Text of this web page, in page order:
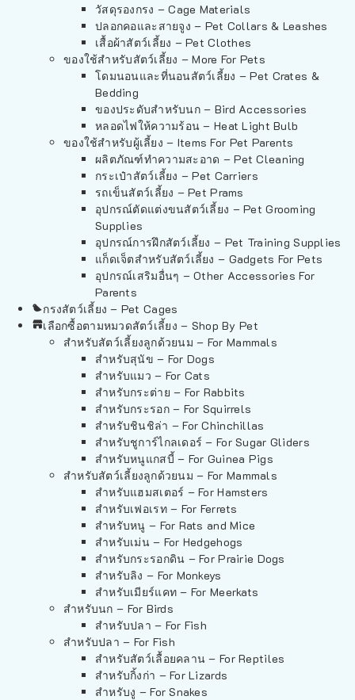
วัสดุรองกรง – Cage Materials
ปลอกคอและสายจูง – Pet Collars & Leashes
เสื้อผ้าสัตว์เลี้ยง – Pet Clothes
ของใช้สำหรับสัตว์เลี้ยง – More For Pets
โดมนอนและที่นอนสัตว์เลี้ยง – Pet Crates &
Bedding
ของประดับสำหรับนก – Bird Accessories
หลอดไฟให้ความร้อน – Heat Light Bulb
ของใช้สำหรับผู้เลี้ยง – Items For Pet Parents
ผลิตภัณฑ์ทำความสะอาด – Pet Cleaning
กระเป๋าสัตว์เลี้ยง – Pet Carriers
รถเข็นสัตว์เลี้ยง – Pet Prams
อุปกรณ์ตัดแต่งขนสัตว์เลี้ยง – Pet Grooming
Supplies
อุปกรณ์การฝึกสัตว์เลี้ยง – Pet Training Supplies
แก็ดเจ็ตสำหรับสัตว์เลี้ยง – Gadgets For Pets
อุปกรณ์เสริมอื่นๆ – Other Accessories For
Parents
กรงสัตว์เลี้ยง – Pet Cages
เลือกซื้อตามหมวดสัตว์เลี้ยง – Shop By Pet
สำหรับสัตว์เลี้ยงลูกด้วยนม – For Mammals
สำหรับสุนัข – For Dogs
สำหรับแมว – For Cats
สำหรับกระต่าย – For Rabbits
สำหรับกระรอก – For Squirrels
สำหรับชินชิล่า – For Chinchillas
สำหรับชูการ์ไกลเดอร์ – For Sugar Gliders
สำหรับหนูแกสบี้ – For Guinea Pigs
สำหรับสัตว์เลี้ยงลูกด้วยนม – For Mammals
สำหรับแฮมสเตอร์ – For Hamsters
สำหรับเฟอเรท – For Ferrets
สำหรับหนู – For Rats and Mice
สำหรับเม่น – For Hedgehogs
สำหรับกระรอกดิน – For Prairie Dogs
สำหรับลิง – For Monkeys
สำหรับเมียร์แคท – For Meerkats
สำหรับนก – For Birds
สำหรับปลา – For Fish
สำหรับปลา – For Fish
สำหรับสัตว์เลื้อยคลาน – For Reptiles
สำหรับกิ้งก่า – For Lizards
สำหรับงู – For Snakes